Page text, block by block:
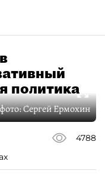
политика
Сергей Ермохин
4788